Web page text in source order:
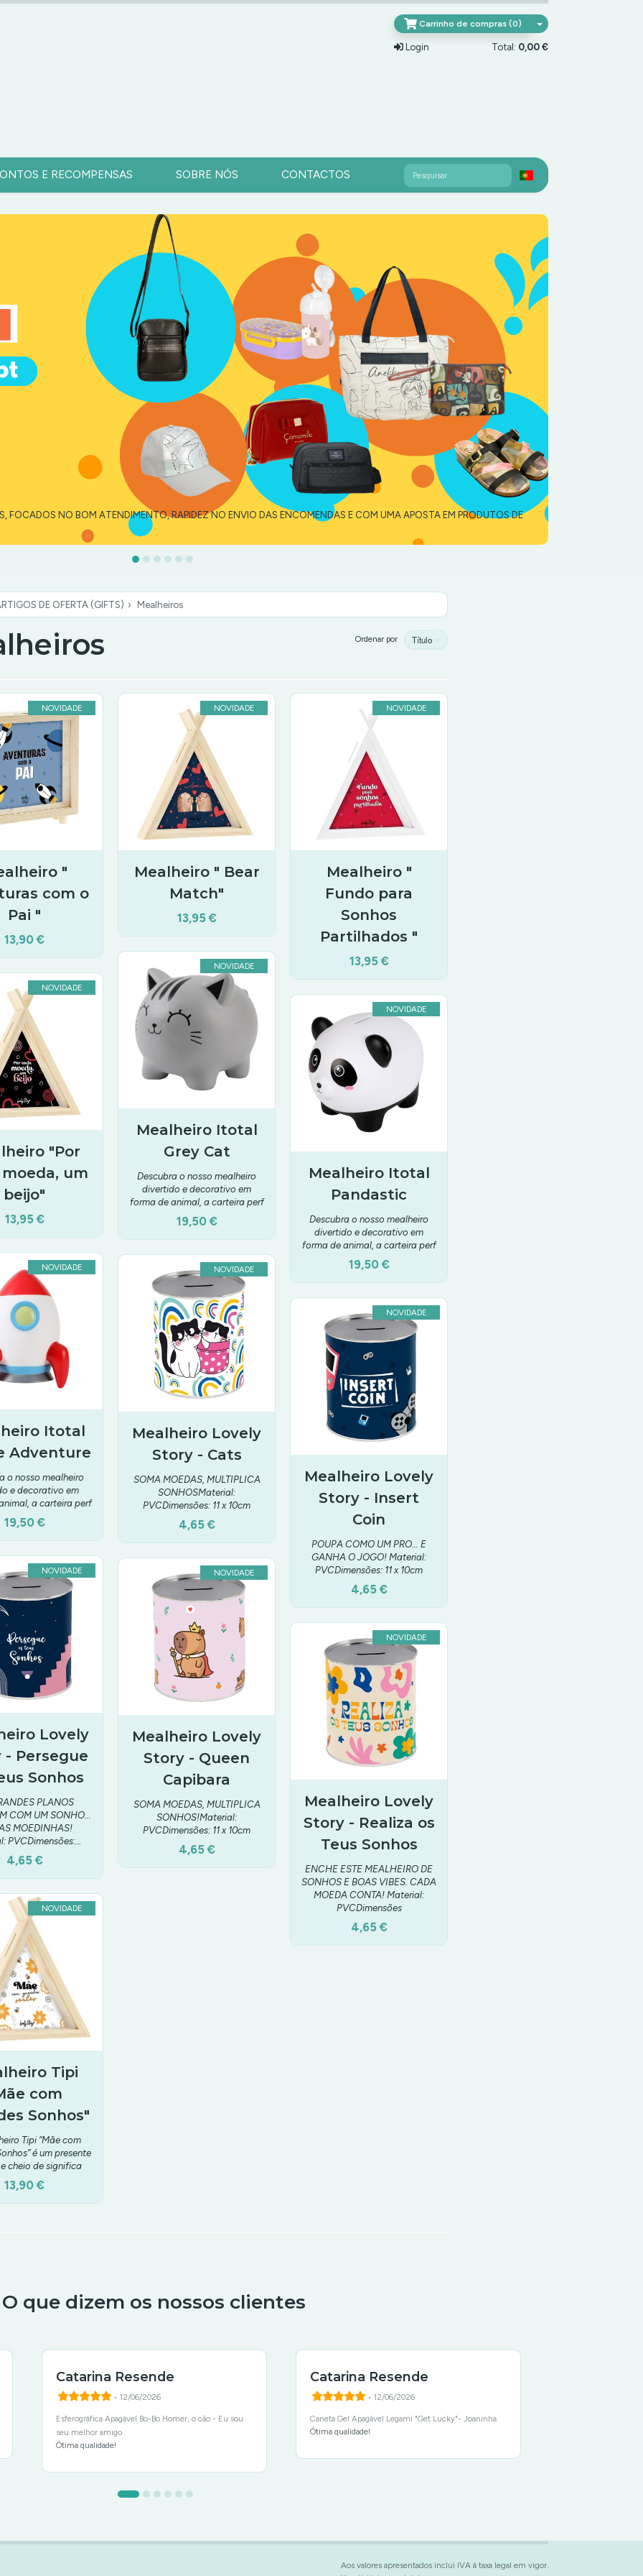
Carrinho de compras (0)
Login Total: 0,00 €
E RECOMPENSAS SOBRE NÓS CONTACTOS Pesquisar
FOCADOS NO BOM ATENDIMENTO, RAPIDEZ NO ENVIO DAS ENCOMENDAS E COM UMA APOSTA EM PRODUTOS DE
DE OFERTA (GIFTS) › Mealheiros
Ordenar por Título
NOVIDADE
"
com o
Pai "
13,90 €
NOVIDADE
Mealheiro " Bear
Match"
13,95 €
NOVIDADE
Mealheiro "
Fundo para
Sonhos
Partilhados "
13,95 €
NOVIDADE
"Por
um
beijo"
13,95 €
NOVIDADE
Mealheiro Itotal
Grey Cat
Descubra o nosso mealheiro
divertido e decorativo em
forma de animal, a carteira perf
19,50 €
NOVIDADE
Mealheiro Itotal
Pandastic
Descubra o nosso mealheiro
divertido e decorativo em
forma de animal, a carteira perf
19,50 €
NOVIDADE
Itotal
Adventure
o nosso mealheiro
e decorativo em
a carteira perf
19,50 €
NOVIDADE
Mealheiro Lovely
Story - Cats
SOMA MOEDAS, MULTIPLICA
SONHOSMaterial:
PVCDimensões: 11 x 10cm
4,65 €
NOVIDADE
Mealheiro Lovely
Story - Insert
Coin
POUPA COMO UM PRO... E
GANHA O JOGO! Material:
PVCDimensões: 11 x 10cm
4,65 €
NOVIDADE
Lovely
- Persegue
Sonhos
PLANOS
COM UM SONHO...
MOEDINHAS!
PVCDimensões:…
4,65 €
NOVIDADE
Mealheiro Lovely
Story - Queen
Capibara
SOMA MOEDAS, MULTIPLICA
SONHOS!Material:
PVCDimensões: 11 x 10cm
4,65 €
NOVIDADE
Mealheiro Lovely
Story - Realiza os
Teus Sonhos
ENCHE ESTE MEALHEIRO DE
SONHOS E BOAS VIBES. CADA
MOEDA CONTA! Material:
PVCDimensões
4,65 €
NOVIDADE
Tipi
com
Sonhos"
Tipi “Mãe com
é um presente
cheio de significa
13,90 €
O que dizem os nossos clientes
Catarina Resende
• 12/06/2026
Esferográfica Apagável Bo-Bo Homer, o cão - Eu sou
seu melhor amigo
Ótima qualidade!
Catarina Resende
• 12/06/2026
Caneta Gel Apagável Legami "Get Lucky"- Joaninha
Ótima qualidade!
Aos valores apresentados inclui IVA à taxa legal em vigor.